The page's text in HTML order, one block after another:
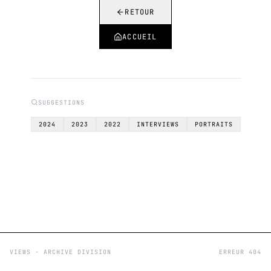
RETOUR
ACCUEIL
SUGGESTIONS
2024 2023 2022 INTERVIEWS PORTRAITS
VIEWS - ARCHIVE DIVISION ERREUR 404